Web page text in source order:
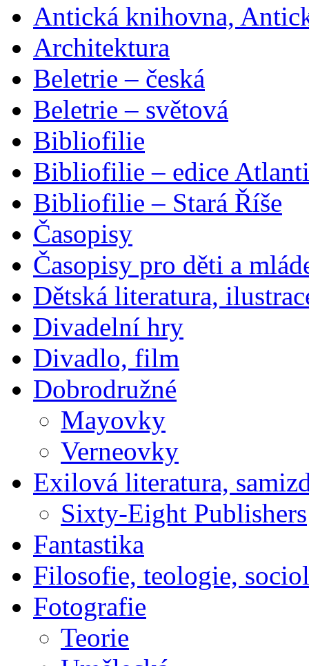
Antická knihovna,
Architektura
Beletrie – česká
Beletrie – světová
Bibliofilie
Bibliofilie – edice
Bibliofilie – Stará Říše
Časopisy
Časopisy pro děti a
Dětská literatura,
Divadelní hry
Divadlo, film
Dobrodružné
Mayovky
Verneovky
Exilová literatura,
Sixty-Eight Publishers
Fantastika
Filosofie, teologie,
Fotografie
Teorie